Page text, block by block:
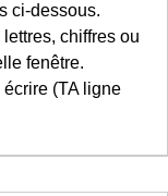
ci-dessous.
chiffres ou
fenêtre.
écrire (TA ligne